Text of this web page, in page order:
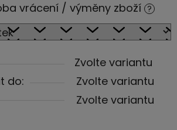
vrácení / výměny zboží ?
Zvolte variantu
do:
Zvolte variantu
Zvolte variantu